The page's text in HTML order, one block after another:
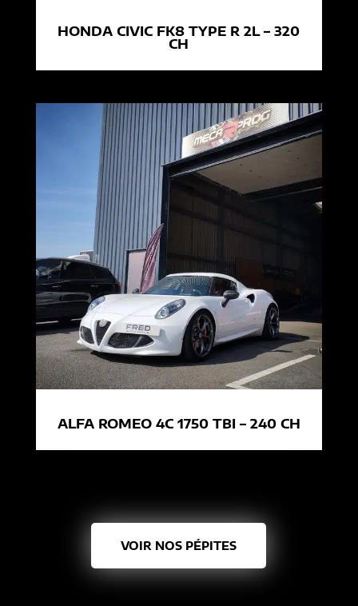
HONDA CIVIC FK8 TYPE R 2L – 320
CH
ALFA ROMEO 4C 1750 TBI – 240 CH
VOIR NOS PÉPITES